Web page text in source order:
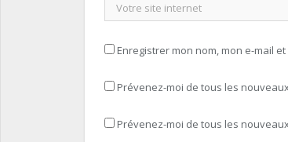
Enregistrer mon nom, mon e-mail
Prévenez-moi de tous les
Prévenez-moi de tous les